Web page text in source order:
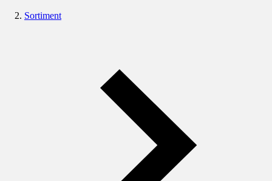
Sortiment